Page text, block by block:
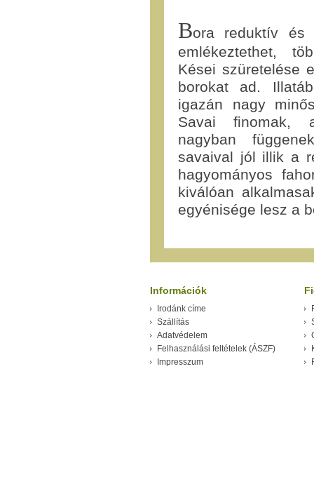
Bora reduktív
emlékeztethet,
Kései szüretelése
borokat ad.
igazán nagy
Savai finomak,
nagyban
savaival jól illik a
hagyományos
kiválóan
egyénisége lesz a
Információk
Irodánk címe
Szállítás
Adatvédelem
Felhasználási feltételek (ÁSZF)
Impresszum